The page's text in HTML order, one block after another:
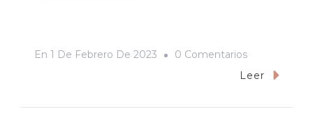
En 1 De Febrero De 2023 0 ComentariosEn
Chile,
Leer